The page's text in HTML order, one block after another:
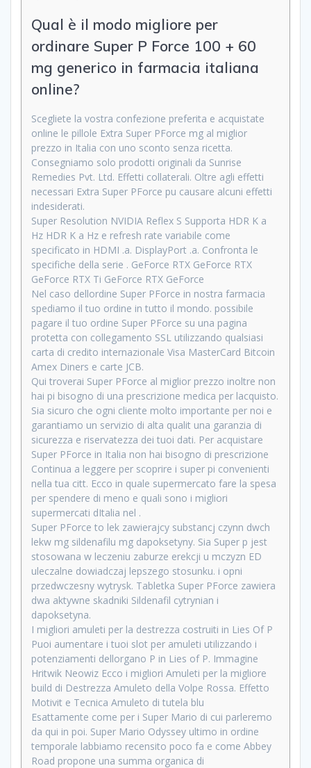
Qual è il modo migliore per
ordinare Super P Force 100 + 60
mg generico in farmacia italiana
online?
Scegliete la vostra confezione preferita e acquistate
online le pillole Extra Super PForce mg al miglior
prezzo in Italia con uno sconto senza ricetta.
Consegniamo solo prodotti originali da Sunrise
Remedies Pvt. Ltd. Effetti collaterali. Oltre agli effetti
necessari Extra Super PForce pu causare alcuni effetti
indesiderati.
Super Resolution NVIDIA Reflex S Supporta HDR K a
Hz HDR K a Hz e refresh rate variabile come
specificato in HDMI .a. DisplayPort .a. Confronta le
specifiche della serie . GeForce RTX GeForce RTX
GeForce RTX Ti GeForce RTX GeForce
Nel caso dellordine Super PForce in nostra farmacia
spediamo il tuo ordine in tutto il mondo. possibile
pagare il tuo ordine Super PForce su una pagina
protetta con collegamento SSL utilizzando qualsiasi
carta di credito internazionale Visa MasterCard Bitcoin
Amex Diners e carte JCB.
Qui troverai Super PForce al miglior prezzo inoltre non
hai pi bisogno di una prescrizione medica per lacquisto.
Sia sicuro che ogni cliente molto importante per noi e
garantiamo un servizio di alta qualit una garanzia di
sicurezza e riservatezza dei tuoi dati. Per acquistare
Super PForce in Italia non hai bisogno di prescrizione
Continua a leggere per scoprire i super pi convenienti
nella tua citt. Ecco in quale supermercato fare la spesa
per spendere di meno e quali sono i migliori
supermercati dItalia nel .
Super PForce to lek zawierajcy substancj czynn dwch
lekw mg sildenafilu mg dapoksetyny. Sia Super p jest
stosowana w leczeniu zaburze erekcji u mczyzn ED
uleczalne dowiadczaj lepszego stosunku. i opni
przedwczesny wytrysk. Tabletka Super PForce zawiera
dwa aktywne skadniki Sildenafil cytrynian i
dapoksetyna.
I migliori amuleti per la destrezza costruiti in Lies Of P
Puoi aumentare i tuoi slot per amuleti utilizzando i
potenziamenti dellorgano P in Lies of P. Immagine
Hritwik Neowiz Ecco i migliori Amuleti per la migliore
build di Destrezza Amuleto della Volpe Rossa. Effetto
Motivit e Tecnica Amuleto di tutela blu
Esattamente come per i Super Mario di cui parleremo
da qui in poi. Super Mario Odyssey ultimo in ordine
temporale labbiamo recensito poco fa e come Abbey
Road propone una summa organica di